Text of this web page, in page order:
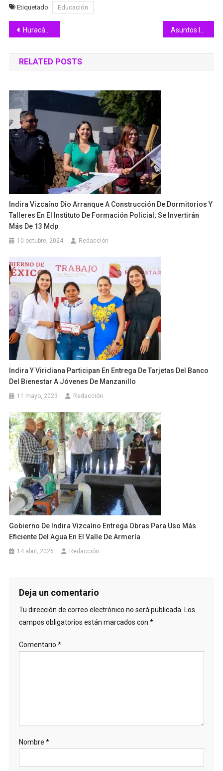
Etiquetado Educación
Navegación
de
entradas
Huracán ‘Lidia’ originará lluvias intensas y oleaje elevado en Colima y occidente del país
RELATED POSTS
Indira Vizcaíno Dio Arranque A Construcción De Dormitorios Y
Talleres En El Instituto De Formación Policial; Se Invertirán
Más De 13 Mdp
10 octubre, 2024 Redacción
Indira Y Viridiana Participan En Entrega De Tarjetas Del Banco
Del Bienestar A Jóvenes De Manzanillo
11 mayo, 2023 Redacción
Gobierno De Indira Vizcaíno Entrega Obras Para Uso Más
Eficiente Del Agua En El Valle De Armería
14 abril, 2026 Redacción
Deja un comentario
Tu dirección de correo electrónico no será publicada. Los
campos obligatorios están marcados con *
Comentario *
Nombre *